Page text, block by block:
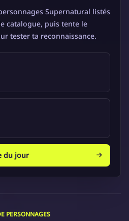
Supernatural listés
catalogue, puis tente le
tester ta reconnaissance.
du jour
PERSONNAGES